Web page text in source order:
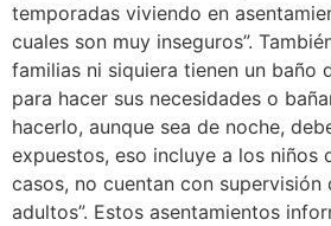
temporadas viviendo en
cuales son muy inseguros”.
familias ni siquiera tienen un baño
para hacer sus necesidades o
hacerlo, aunque sea de noche,
expuestos, eso incluye a los niños
casos, no cuentan con supervisión
adultos”. Estos asentamientos